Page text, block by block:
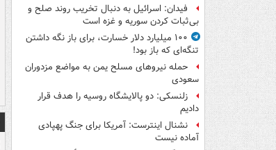
فیدان: اسرائیل به دنبال تخریب روند صلح و
بی‌ثبات کردن سوریه و غزه است
۱۰۰ میلیارد دلار خسارت، برای باز نگه داشتن
تنگه‌ای که باز بود!
حمله نیروهای مسلح یمن به مواضع مزدوران
سعودی
زلنسکی: دو پالایشگاه روسیه را هدف قرار
دادیم
نشنال اینترست: آمریکا برای جنگ پهپادی
آماده نیست